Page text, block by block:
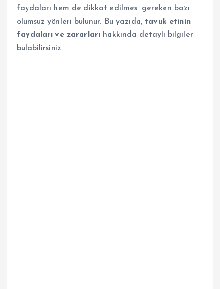
faydaları hem de dikkat edilmesi gereken bazı
olumsuz yönleri bulunur. Bu yazıda, tavuk etinin
faydaları ve zararları hakkında detaylı bilgiler
bulabilirsiniz.